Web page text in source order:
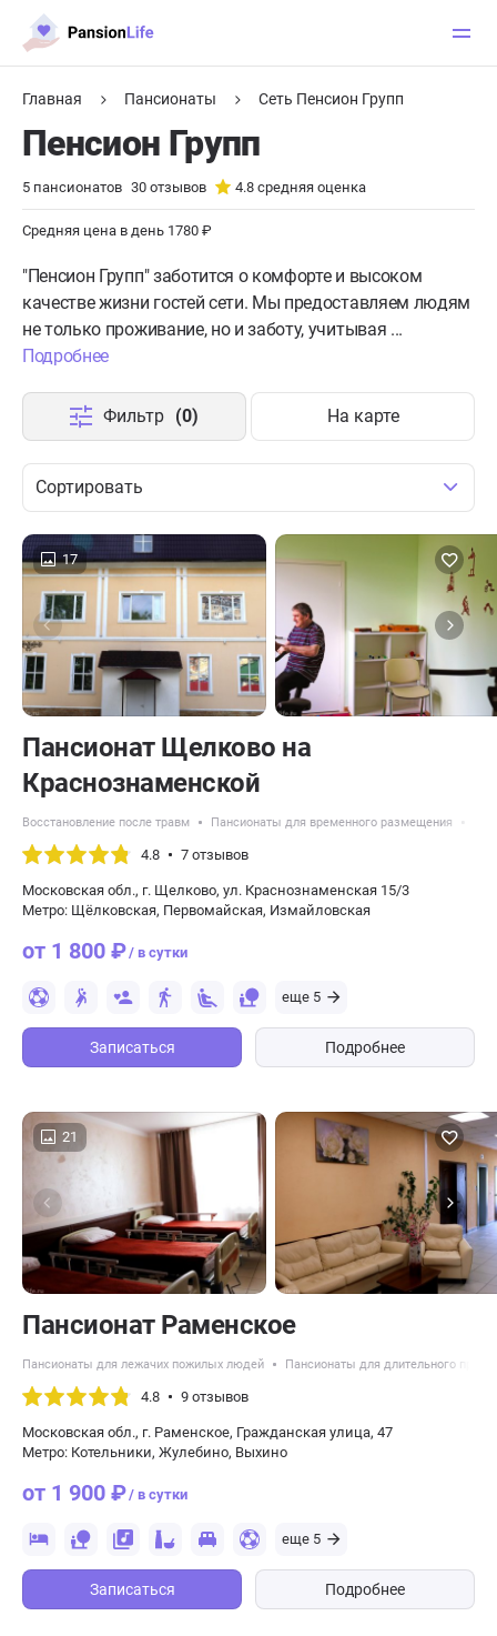
Главная Пансионаты Сеть Пенсион Групп
Пенсион Групп
5 пансионатов 30 отзывов 4.8 средняя оценка
Средняя цена в день 1780 ₽
"Пенсион Групп" заботится о комфорте и высоком
качестве жизни гостей сети. Мы предоставляем людям
не только проживание, но и заботу, учитывая ...
Подробнее
Сортировать
Фильтр (0) На карте
17
Пансионат Щелково на
Краснознаменской
Восстановление после травм Пансионаты для временного размещения
4.8 7 отзывов
Московская обл., г. Щелково, ул. Краснознаменская 15/3
Метро: Щёлковская, Первомайская, Измайловская
от 1 800 ₽/ в сутки
еще 5
Записаться Подробнее
21
Пансионат Раменское
Пансионаты для лежачих пожилых людей Пансионаты для длительного
4.8 9 отзывов
Московская обл., г. Раменское, Гражданская улица, 47
Метро: Котельники, Жулебино, Выхино
от 1 900 ₽/ в сутки
еще 5
Записаться Подробнее